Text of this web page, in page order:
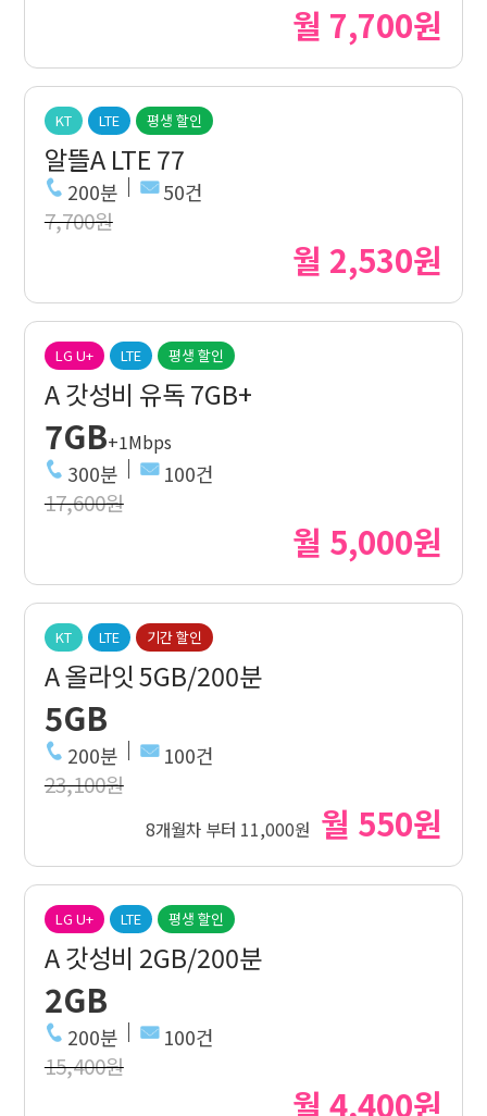
월 7,700원
KT LTE 평생 할인
알뜰A LTE 77
200분 50건
7,700원
월 2,530원
LG U+ LTE 평생 할인
A 갓성비 유독 7GB+
7GB+1Mbps
300분 100건
17,600원
월 5,000원
KT LTE 기간 할인
A 올라잇 5GB/200분
5GB
200분 100건
23,100원
8개월차 부터 11,000원 월 550원
LG U+ LTE 평생 할인
A 갓성비 2GB/200분
2GB
200분 100건
15,400원
월 4,400원